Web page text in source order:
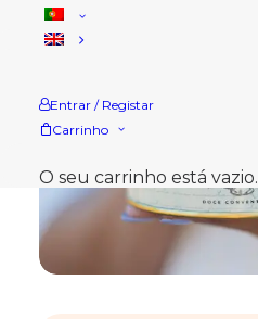
Entrar / Registar
Carrinho
O seu carrinho está vazio.